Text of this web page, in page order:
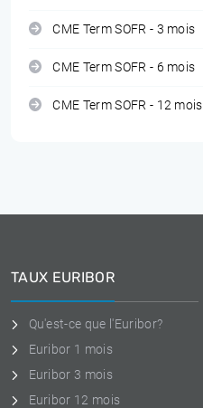
CME Term SOFR - 3 mois
CME Term SOFR - 6 mois
CME Term SOFR - 12 mois
TAUX EURIBOR
Qu'est-ce que l'Euribor?
Euribor 1 mois
Euribor 3 mois
Euribor 12 mois